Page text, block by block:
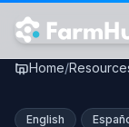
Skip to main
Home/
English